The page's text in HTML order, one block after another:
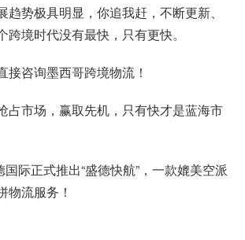
趋势极具明显，你追我赶，不断更新、
跨境时代没有最快，只有更快。
接咨询墨西哥跨境物流！
占市场，赢取先机，只有快才是蓝海市
际正式推出“盛德快航”，一款媲美空派
物流服务！